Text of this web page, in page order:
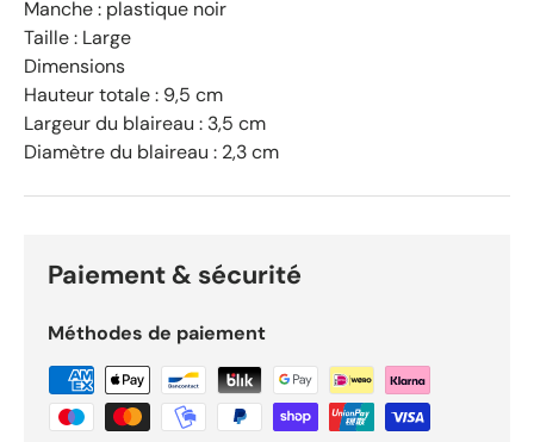
o
i
Manche : plastique noir
Taille : Large
Dimensions
Hauteur totale : 9,5 cm
Largeur du blaireau : 3,5 cm
Diamètre du blaireau : 2,3 cm
Paiement & sécurité
Méthodes de paiement